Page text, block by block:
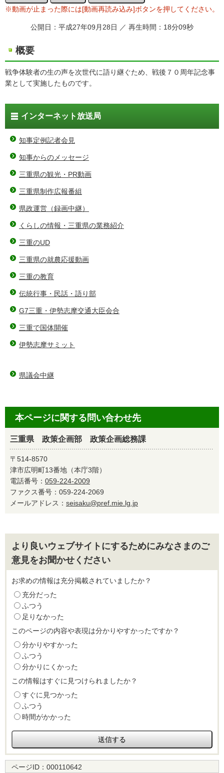
※動画が止まった際には[動画再読み込み]ボタンを押してください。
公開日：平成27年09月28日 ／ 再生時間：18分09秒
概要
戦争体験者の生の声を次世代に語り継ぐため、戦後７０周年記念事
業として実施したものです。
インターネット放送局
知事定例記者会見
知事からのメッセージ
三重県の観光・PR動画
三重県制作広報番組
県政運営（録画中継）
くらしの情報・三重県の業務紹介
三重のUD
三重県の就農応援動画
三重の教育
伝統行事・民話・語り部
G7三重・伊勢志摩交通大臣会合
三重で国体開催
伊勢志摩サミット
県議会中継
本ページに関する問い合わせ先
三重県 政策企画部 政策企画総務課
〒514-8570
津市広明町13番地（本庁3階）
電話番号： 059-224-2009
ファクス番号：059-224-2069
メールアドレス： seisaku@pref.mie.lg.jp
より良いウェブサイトにするためにみなさまのご
意見をお聞かせください
お求めの情報は充分掲載されていましたか？
充分だった
ふつう
足りなかった
このページの内容や表現は分かりやすかったですか？
分かりやすかった
ふつう
分かりにくかった
この情報はすぐに見つけられましたか？
すぐに見つかった
ふつう
時間がかかった
ページID： 000110642